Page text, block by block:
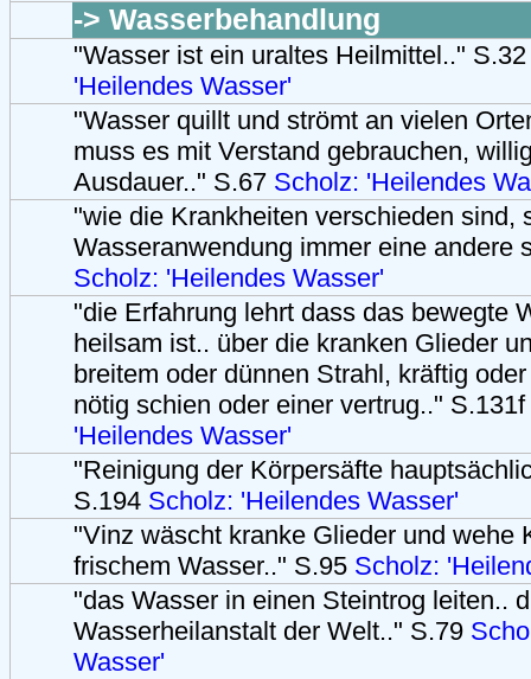
-> Wasserbehandlung
"Wasser ist ein uraltes Heilmittel.."
'Heilendes Wasser'
"Wasser quillt und strömt an vielen
muss es mit Verstand gebrauchen,
Ausdauer.." S.67 Scholz: 'Heilendes
"wie die Krankheiten verschieden sind,
Wasseranwendung immer eine andere
Scholz: 'Heilendes Wasser'
"die Erfahrung lehrt dass das bewegte
heilsam ist.. über die kranken Glieder
breitem oder dünnen Strahl, kräftig
nötig schien oder einer vertrug.." S.131f
'Heilendes Wasser'
"Reinigung der Körpersäfte
S.194 Scholz: 'Heilendes Wasser'
"Vinz wäscht kranke Glieder und wehe
frischem Wasser.." S.95 Scholz:
"das Wasser in einen Steintrog leiten..
Wasserheilanstalt der Welt.." S.79
Wasser'